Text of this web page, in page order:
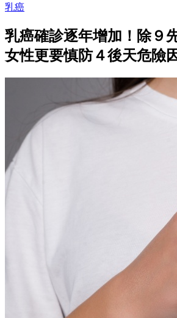
乳癌
乳癌確診逐年增加！除９
女性更要慎防４後天危險